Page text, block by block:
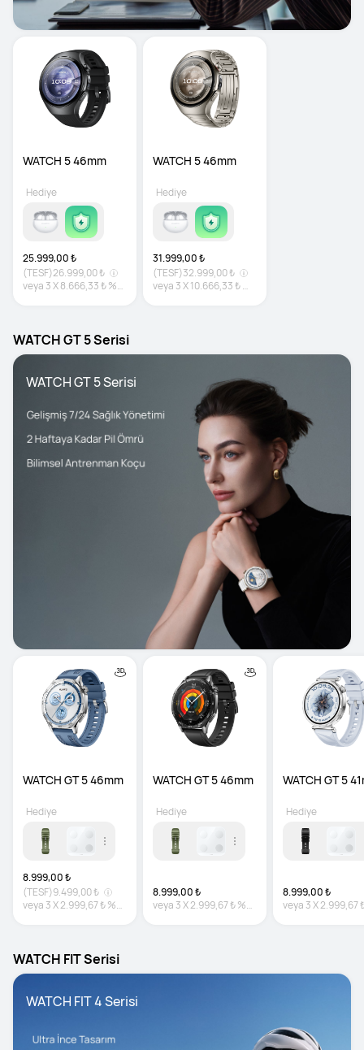
WATCH 5 46mm
25.999,00 ₺
(TESF)26.999,00 ₺
veya 3X8.666,33 ₺%0
Hediye
WATCH 5 46mm
31.999,00 ₺
(TESF)32.999,00 ₺
veya 3X10.666,33 ₺%0
Hediye
WATCH GT 5 Serisi
WATCH GT 5 Serisi
WATCH GT 5 46mm
8.999,00 ₺
(TESF)9.499,00 ₺
veya 3X2.999,67 ₺%0
Hediye
WATCH GT 5 46mm
8.999,00 ₺
veya 3X2.999,67 ₺%0
Hediye
WATCH GT 5
8.999,00 ₺
veya 3X2.999,67
Hediye
WATCH FIT Serisi
WATCH FIT 4 Serisi